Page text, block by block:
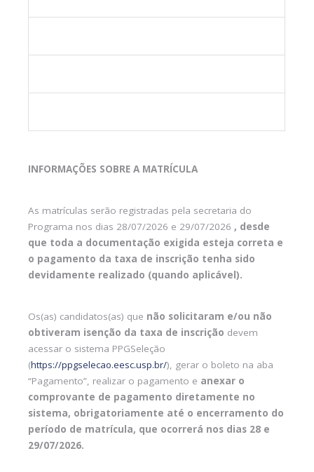
INFORMAÇÕES SOBRE A MATRÍCULA
As matrículas serão registradas pela secretaria do
Programa nos dias 28/07/2026 e 29/07/2026 , desde
que toda a documentação exigida esteja correta e
o pagamento da taxa de inscrição tenha sido
devidamente realizado (quando aplicável).
Os(as) candidatos(as) que não solicitaram e/ou não
obtiveram isenção da taxa de inscrição devem
acessar o sistema PPGSeleção
(https://ppgselecao.eesc.usp.br/), gerar o boleto na aba
“Pagamento”, realizar o pagamento e anexar o
comprovante de pagamento diretamente no
sistema, obrigatoriamente até o encerramento do
período de matrícula, que ocorrerá nos dias 28 e
29/07/2026.